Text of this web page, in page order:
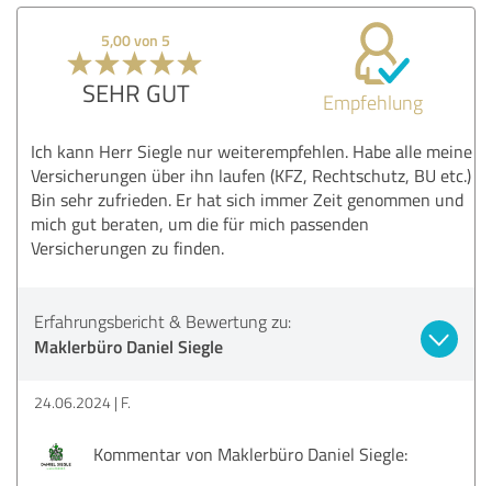
5,00 von 5
SEHR GUT Empfehlung
Ich kann Herr Siegle nur weiterempfehlen. Habe alle meine
Versicherungen über ihn laufen (KFZ, Rechtschutz, BU etc.)
Bin sehr zufrieden. Er hat sich immer Zeit genommen und
mich gut beraten, um die für mich passenden
Versicherungen zu finden.
Erfahrungsbericht & Bewertung zu:
Maklerbüro Daniel Siegle
24.06.2024 F.
Kommentar von Maklerbüro Daniel Siegle: